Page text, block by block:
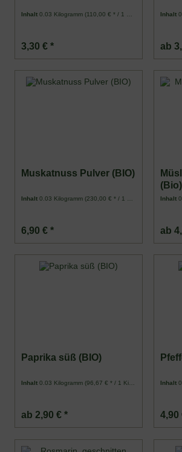
Inhalt0.03 Kilogramm (110,00 € * / 1 Kilogramm)
3,30 € *
Inhalt
ab
Muskatnuss Pulver (BIO)
Inhalt0.03 Kilogramm (230,00 € * / 1 Kilogramm)
6,90 € *
(Bio)
Inhalt
ab
Paprika süß (BIO)
Inhalt0.03 Kilogramm (96,67 € * / 1 Kilogramm)
ab 2,90 € *
Inhalt
4,90